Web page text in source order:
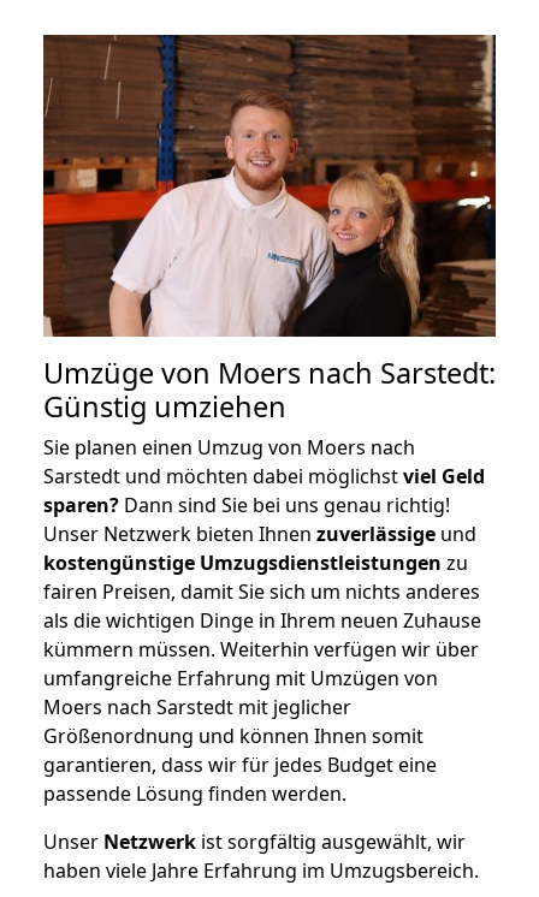
Umzüge von Moers nach Sarstedt:
Günstig umziehen
Sie planen einen Umzug von Moers nach
Sarstedt und möchten dabei möglichstviel Geld
sparen? Dann sind Sie bei uns genau richtig!
Unser Netzwerk bieten Ihnen zuverlässige und
kostengünstige Umzugsdienstleistungen zu
fairen Preisen, damit Sie sich um nichts anderes
als die wichtigen Dinge in Ihrem neuen Zuhause
kümmern müssen. Weiterhin verfügen wir über
umfangreiche Erfahrung mit Umzügen von
Moers nach Sarstedt mit jeglicher
Größenordnung und können Ihnen somit
garantieren, dass wir für jedes Budget eine
passende Lösung finden werden.
Unser Netzwerk ist sorgfältig ausgewählt, wir
haben viele Jahre Erfahrung im Umzugsbereich.